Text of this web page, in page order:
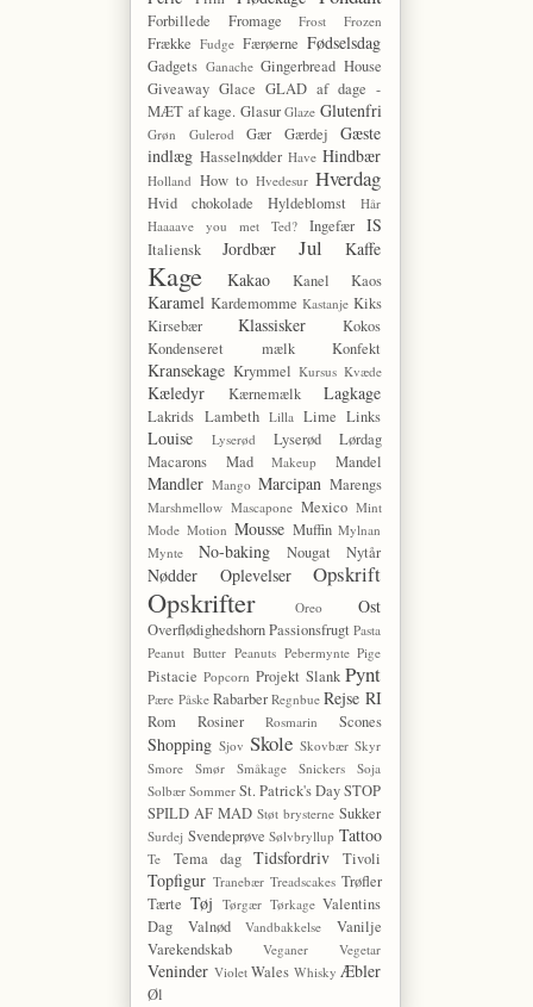
Forbillede Fromage Frost Frozen
Frække Fudge Færøerne Fødselsdag
Gadgets Ganache Gingerbread House
Giveaway Glace GLAD af dage -
MÆT af kage. Glasur Glaze Glutenfri
Grøn Gulerod Gær Gærdej
Gæste
indlæg Hasselnødder Have Hindbær
Holland How to Hvedesur Hverdag
Hvid chokolade Hyldeblomst
Hår
Haaaave you met Ted?
Ingefær IS
Italiensk Jordbær Jul Kaffe
Kage Kakao Kanel Kaos
Karamel Kardemomme Kastanje Kiks
Kirsebær
Klassisker
Kokos
Kondenseret mælk
Konfekt
Kransekage Krymmel Kursus Kvæde
Kæledyr Kærnemælk Lagkage
Lakrids Lambeth Lilla Lime Links
Louise Lyserød
Lyserød Lørdag
Macarons
Mad Makeup Mandel
Mandler Mango Marcipan Marengs
Marshmellow Mascapone Mexico Mint
Mode Motion Mousse Muffin Mylnan
Mynte
No-baking Nougat Nytår
Nødder Oplevelser Opskrift
Opskrifter Oreo Ost
Overflødighedshorn Passionsfrugt Pasta
Peanut Butter Peanuts Pebermynte Pige
Pistacie Popcorn Projekt Slank Pynt
Pære Påske Rabarber Regnbue Rejse RI
Rom Rosiner Rosmarin Scones
Shopping Sjov Skole Skovbær Skyr
Smore
Smør Småkage Snickers
Soja
Solbær Sommer St. Patrick's Day STOP
SPILD AF MAD Støt brysterne Sukker
Surdej Svendeprøve Sølvbryllup Tattoo
Te Tema dag Tidsfordriv Tivoli
Topfigur Tranebær Treadscakes Trøfler
Tærte Tøj Tørgær Tørkage Valentins
Dag
Valnød Vandbakkelse
Vanilje
Varekendskab
Veganer Vegetar
Veninder Violet Wales Whisky Æbler
Øl